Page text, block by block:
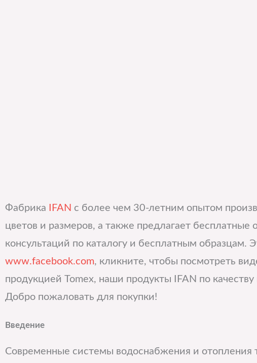
Фабрика IFAN с более чем 30-летним опытом
цветов и размеров, а также предлагает
консультаций по каталогу и бесплатным образцам.
www.facebook.com, кликните, чтобы посмотреть
продукцией Tomex, наши продукты IFAN по
Добро пожаловать для покупки!
Введение
Современные системы водоснабжения и отопления